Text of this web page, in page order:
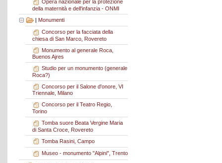
Opera nazionale per la protezione
della maternità e dell'infanzia - ONMI
| Monumenti
Concorso per la facciata della
chiesa di San Marco, Rovereto
Monumento al generale Roca,
Buenos Ajres
Studio per un monumento (generale
Roca?)
Concorso per il Salone d'onore, VI
Triennale, Milano
Concorso per il Teatro Regio,
Torino
Tomba suore Beata Vergine Maria
di Santa Croce, Rovereto
Tomba Rasini, Campo
Museo - monumento "Alpini", Trento